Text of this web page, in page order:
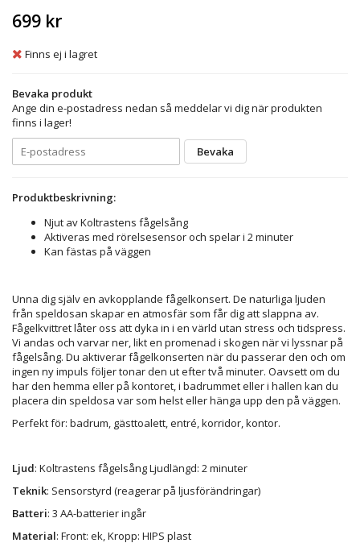
699 kr
Finns ej i lagret
Bevaka produkt
Ange din e-postadress nedan så meddelar vi dig när produkten
finns i lager!
Bevaka
Produktbeskrivning:
Njut av Koltrastens fågelsång
Aktiveras med rörelsesensor och spelar i 2 minuter
Kan fästas på väggen
Unna dig själv en avkopplande fågelkonsert. De naturliga ljuden
från speldosan skapar en atmosfär som får dig att slappna av.
Fågelkvittret låter oss att dyka in i en värld utan stress och tidspress.
Vi andas och varvar ner, likt en promenad i skogen när vi lyssnar på
fågelsång. Du aktiverar fågelkonserten när du passerar den och om
ingen ny impuls följer tonar den ut efter två minuter. Oavsett om du
har den hemma eller på kontoret, i badrummet eller i hallen kan du
placera din speldosa var som helst eller hänga upp den på väggen.
Perfekt för: badrum, gästtoalett, entré, korridor, kontor.
Ljud: Koltrastens fågelsång Ljudlängd: 2 minuter
Teknik: Sensorstyrd (reagerar på ljusförändringar)
Batteri: 3 AA-batterier ingår
Material: Front: ek, Kropp: HIPS plast